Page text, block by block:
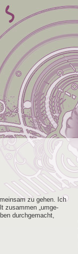
zu gehen. Ich
zusam­men „umge­
durch­ge­macht,